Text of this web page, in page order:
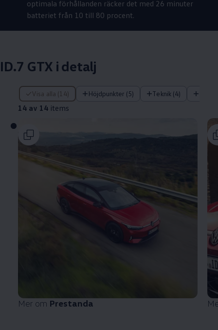
optimala förhållanden räcker det med 26 minuter
batteriet från 10 till 80 procent.
ID.7 GTX i detalj
Visa alla (14) Höjdpunkter (5) Teknik (4)
14 av 14 items
14 av 14 items
Mer om Prestanda